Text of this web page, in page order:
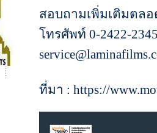
สอบถามเพิ่มเติมตล
โทรศัพท์ 0-2422-
ที่มา : https://